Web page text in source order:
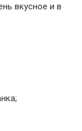
вкусное и в